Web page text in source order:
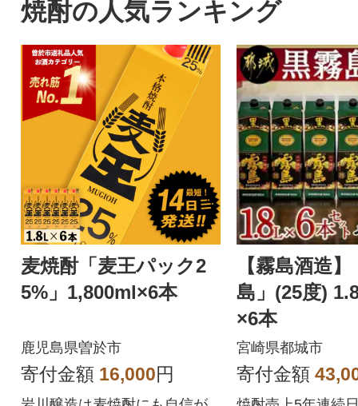
焼酎の人気ランキング
麦焼酎「麦王パック2
5%」1,800ml×6本
鹿児島県曽於市
寄付金額 16,000円
【霧島酒造
島」(25度)
×6本
宮崎県都城市
寄付金額